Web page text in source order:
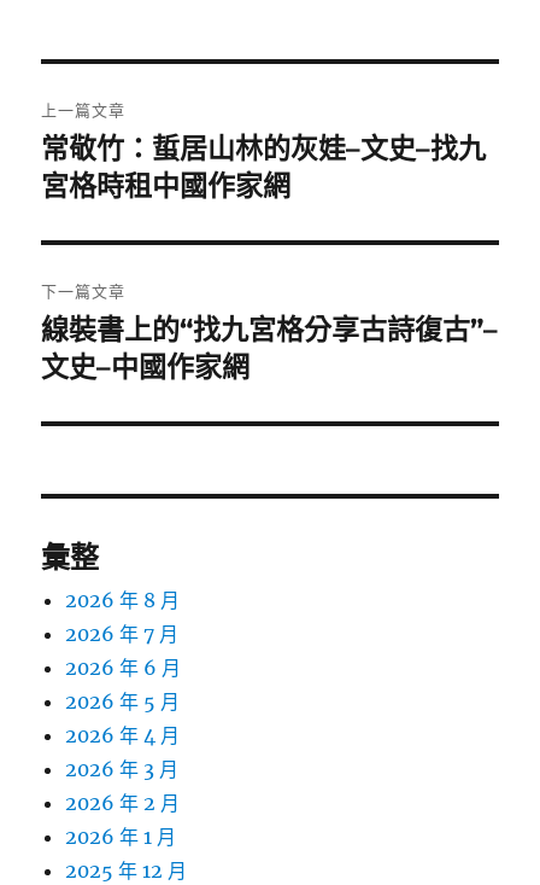
章
導
覽
上一篇文章
上
一
文
章:
常敬竹：蜇居山林的灰娃–文史–找九
宮格時租中國作家網
下一篇文章
下
一
文
線裝書上的“找九宮格分享古詩復古”–
文史–中國作家網
彙整
2026 年 8 月
2026 年 7 月
2026 年 6 月
2026 年 5 月
2026 年 4 月
2026 年 3 月
2026 年 2 月
2026 年 1 月
2025 年 12 月